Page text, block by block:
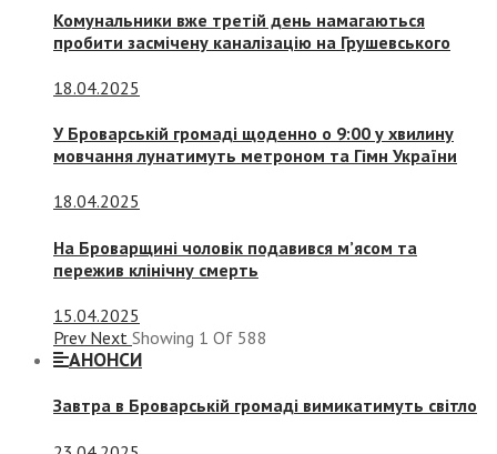
Комунальники вже третій день намагаються
пробити засмічену каналізацію на Грушевського
18.04.2025
У Броварській громаді щоденно о 9:00 у хвилину
мовчання лунатимуть метроном та Гімн України
18.04.2025
На Броварщині чоловік подавився м’ясом та
пережив клінічну смерть
15.04.2025
Prev Next Showing 1 Of 588
АНОНСИ
Завтра в Броварській громаді вимикатимуть світло